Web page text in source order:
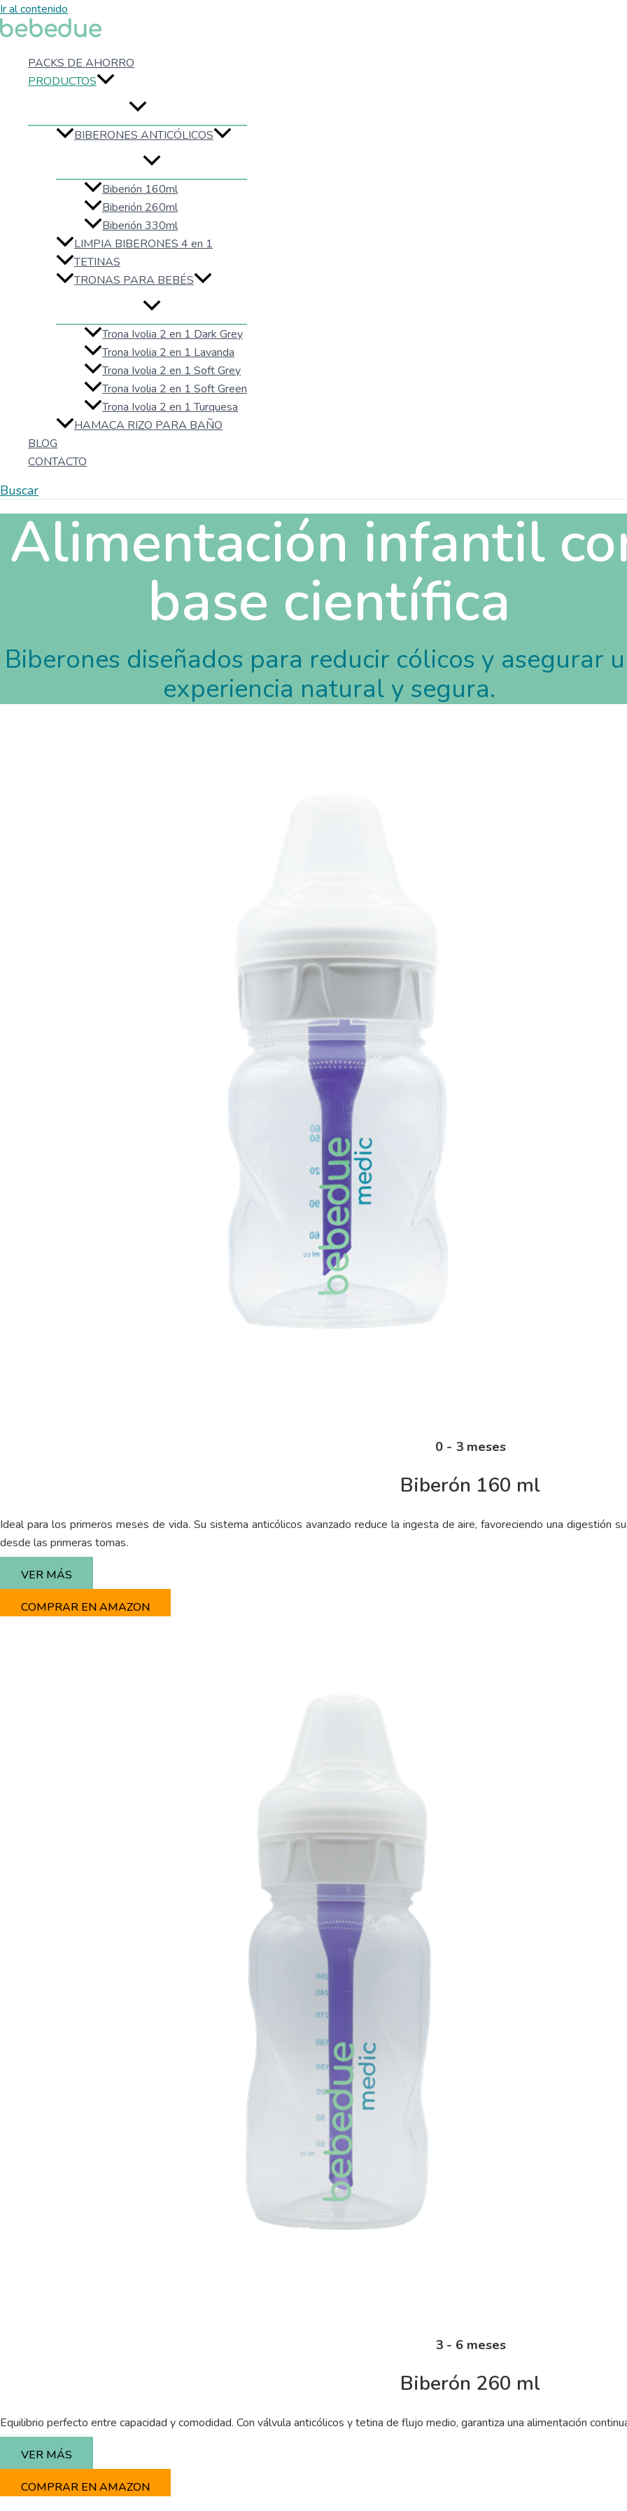
Ir al contenido
PACKS DE AHORRO
PRODUCTOS
BIBERONES ANTICÓLICOS
Biberión 160ml
Biberión 260ml
Biberión 330ml
LIMPIA BIBERONES 4 en 1
TETINAS
TRONAS PARA BEBÉS
Trona Ivolia 2 en 1 Dark Grey
Trona Ivolia 2 en 1 Lavanda
Trona Ivolia 2 en 1 Soft Grey
Trona Ivolia 2 en 1 Soft Green
Trona Ivolia 2 en 1 Turquesa
HAMACA RIZO PARA BAÑO
BLOG
CONTACTO
Buscar
Alimentación infantil
base científica
Biberones diseñados para reducir cólicos y asegurar
experiencia natural y segura.
0 - 3 meses
Biberón 160 ml
Ideal para los primeros meses de vida. Su sistema anticólicos avanzado reduce la ingesta de aire, favoreciendo una digestión
desde las primeras tomas.
VER MÁS
COMPRAR EN AMAZON
3 - 6 meses
Biberón 260 ml
Equilibrio perfecto entre capacidad y comodidad. Con válvula anticólicos y tetina de flujo medio, garantiza una alimentación
VER MÁS
COMPRAR EN AMAZON